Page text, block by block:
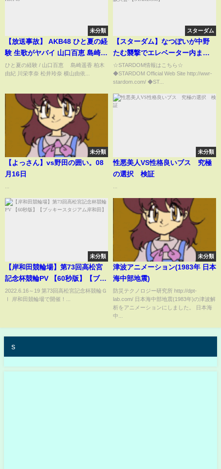
未分類
【放送事故】 AKB48 ひと夏の経
験 生歌がヤバイ 山口百恵 島崎遥
香 柏木由紀 川栄李奈 松井玲奈
横山由依 水曜歌謡祭 SKE48
ひと夏の経験 / 山口百恵 島崎遥香 柏木
由紀 川栄李奈 松井玲奈 横山由依...
スターダム
【スターダム】なつぽいが中野
たむ襲撃でエレベーター内まで
大乱闘！『さらにし者にしてや
るだ!?地元で恥かかせてやる
よ』-6.11大阪大会-
【STARDOM】
☆STARDOM情報はこちら☆
◆STARDOM Official Web Site http://wwr-
stardom.com/ ◆ST...
未分類
【よっさん】vs野田の囲い。08
月16日
未分類
性悪美人VS性格良いブス 究極
の選択 検証
未分類
【岸和田競輪場】第73回高松宮
記念杯競輪PV 【60秒版】【ブッ
キースタジアム岸和田】
2022.6.16～19 第73回高松宮記念杯競輪Ｇ
Ⅰ 岸和田競輪場で開催！...
未分類
津波アニメーション(1983年 日本
海中部地震)
防災テクノロジー研究所 http://dpt-
lab.com/ 日本海中部地震(1983年)の津波解
析をアニメーションにしました。 日本海
中...
s